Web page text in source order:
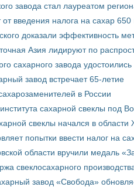
завода стал лауреатом
от введения налога на сахар
доказали эффективность
Азия лидируют по
сахарного завода удостоились
завод встречает 65-летие
в России
сахарной свеклы под
свеклы начался в области
попытки ввести налог на
области вручили медаль
свеклосахарного
завод «Свобода»